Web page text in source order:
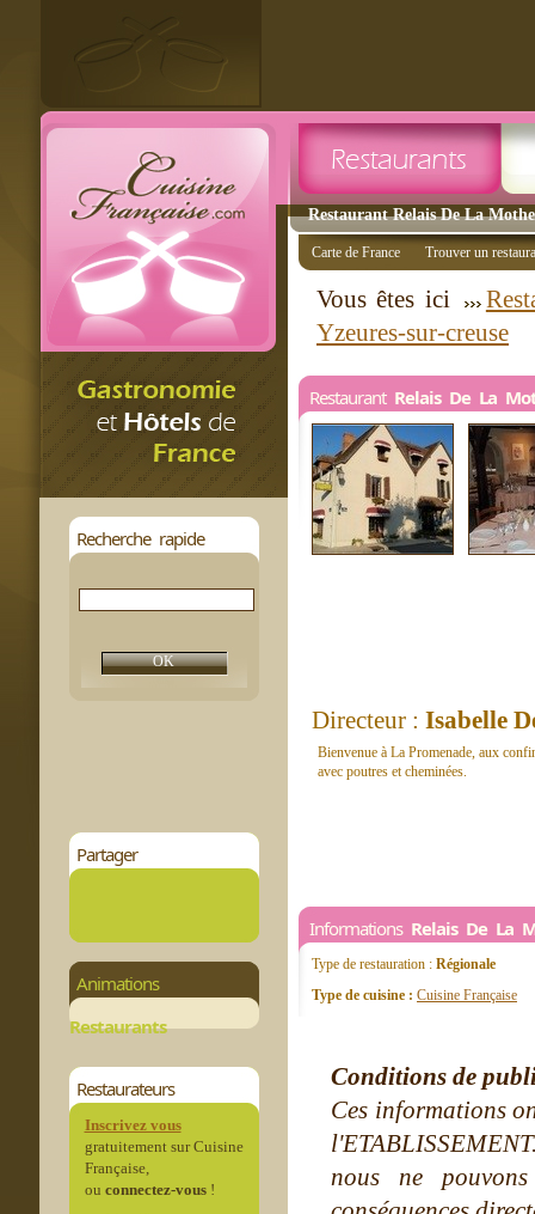
Restaurant Relais De La
Recherche rapide
Partager
Animations
Restaurants
Restaurateurs
Inscrivez vous
gratuitement sur Cuisine
Française,
ou connectez-vous!
Carte de France Trouver un
Vous êtes ici
Yzeures-sur-creuse
Restaurant Relais De La
Directeur : Isabelle
Bienvenue à La Promenade, aux
avec poutres et cheminées.
Informations Relais De La
Type de restauration : Régionale
Type de cuisine : Cuisine Française
Conditions de
Ces informations
nous ne